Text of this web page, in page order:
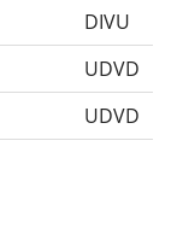
DIVU
UDVD
UDVD